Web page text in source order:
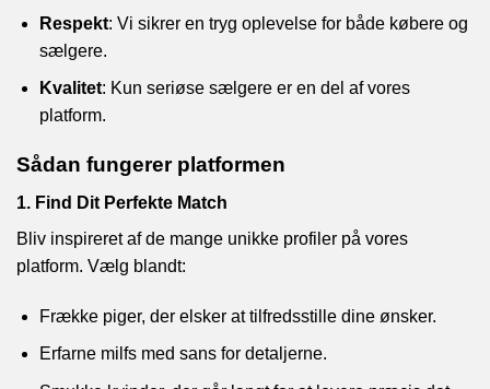
Respekt: Vi sikrer en tryg oplevelse for både købere og
sælgere.
Kvalitet: Kun seriøse sælgere er en del af vores
platform.
Sådan fungerer platformen
1. Find Dit Perfekte Match
Bliv inspireret af de mange unikke profiler på vores
platform. Vælg blandt:
Frække piger, der elsker at tilfredsstille dine ønsker.
Erfarne milfs med sans for detaljerne.